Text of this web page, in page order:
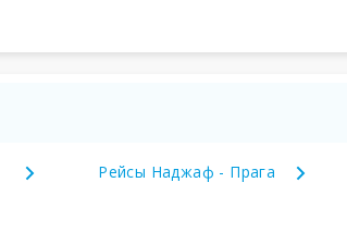
Рейсы Наджаф - Прага